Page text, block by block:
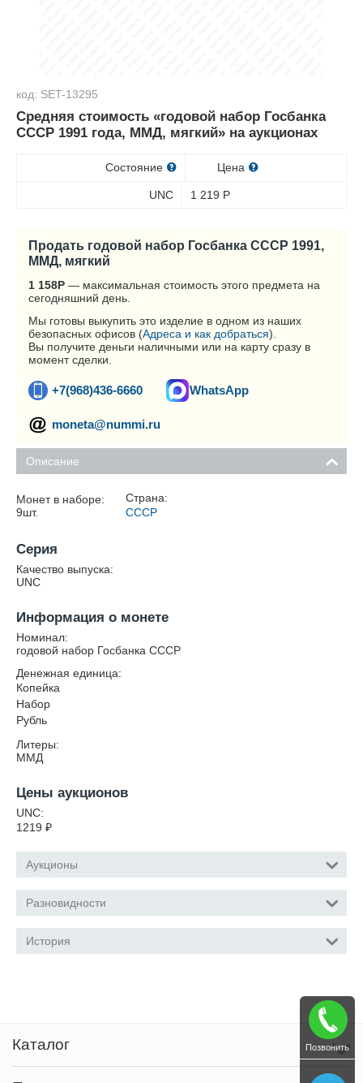
код: SET-13295
Средняя стоимость «годовой набор Госбанка
СССР 1991 года, ММД, мягкий» на аукционах
Состояние Цена
UNC 1 219 Р
Продать годовой набор Госбанка СССР 1991,
ММД, мягкий
1 158Р — максимальная стоимость этого предмета на
сегодняшний день.
Мы готовы выкупить это изделие в одном из наших
безопасных офисов (Адреса и как добраться).
Вы получите деньги наличными или на карту сразу в
момент сделки.
+7(968)436-6660 WhatsApp
moneta@nummi.ru
Описание
Монет в наборе:
9шт.
Страна:
СССР
Серия
Качество выпуска:
UNC
Информация о монете
Номинал:
годовой набор Госбанка СССР
Денежная единица:
Копейка
Набор
Рубль
Литеры:
ММД
Цены аукционов
UNC:
1219 ₽
Аукционы
Разновидности
История
Каталог Позвонить